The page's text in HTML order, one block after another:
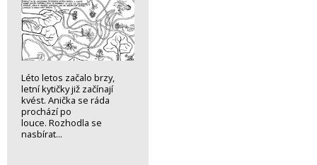
Léto letos začalo brzy,
letní kytičky již začínají
kvést. Anička se ráda
prochází po
louce. Rozhodla se
nasbírat...